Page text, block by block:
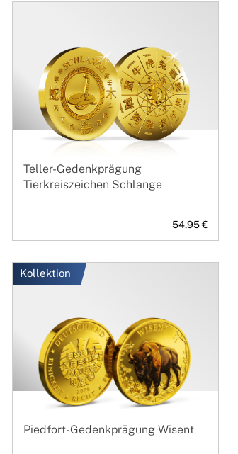
Teller-Gedenkprägung
Tierkreiszeichen Schlange
54,95 €
Kollektion
Piedfort-Gedenkprägung Wisent